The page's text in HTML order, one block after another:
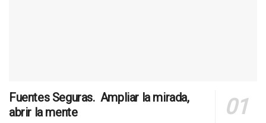
Fuentes Seguras. Ampliar la mirada,
abrir la mente